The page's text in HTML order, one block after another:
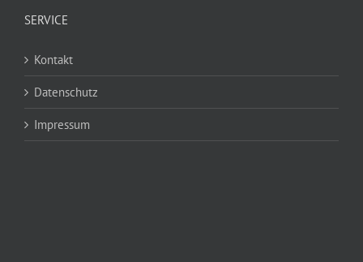
SERVICE
Kontakt
Datenschutz
Impressum